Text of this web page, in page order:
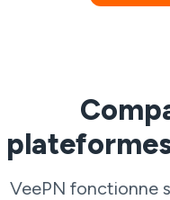
VeePN fonctionne